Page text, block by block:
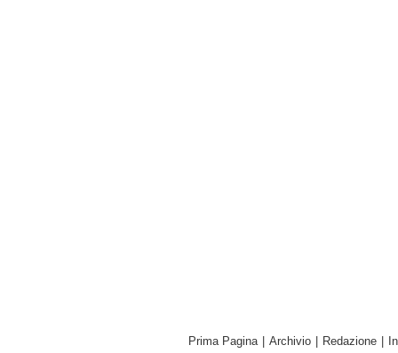
Prima Pagina Archivio Redazione